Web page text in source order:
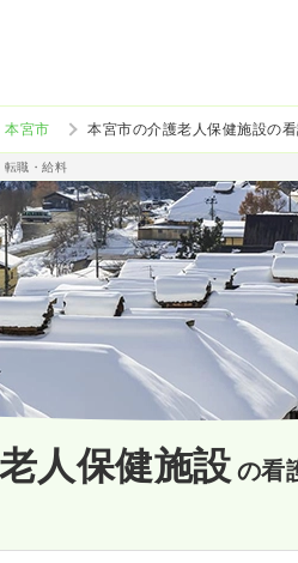
本宮市 本宮市の介護老人保健施設の
転職・給料
人保健施設 の看